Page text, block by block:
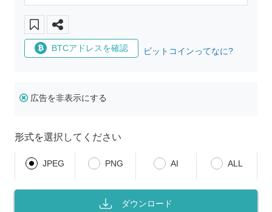
BTCアドレスを確認 ビットコインってなに?
広告を非表示にする
形式を選択してください
JPEG PNG AI ALL
ダウンロード